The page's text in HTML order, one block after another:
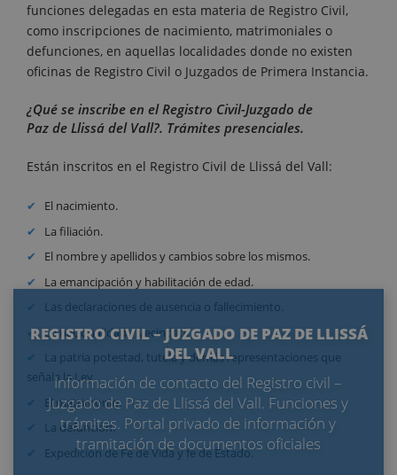
REGISTRO CIVIL – JUZGADO DE PAZ DE LLISSÁ
DEL VALL
Información de contacto del Registro civil –
Juzgado de Paz de Llissá del Vall. Funciones y
trámites. Portal privado de información y
tramitación de documentos oficiales
funciones delegadas en esta materia de Registro Civil,
como inscripciones de nacimiento, matrimoniales o
defunciones, en aquellas localidades donde no existen
oficinas de Registro Civil o Juzgados de Primera Instancia.
¿Qué se inscribe en el Registro Civil-Juzgado de
Paz de Llissá del Vall?. Trámites presenciales.
Están inscritos en el Registro Civil de Llissá del Vall:
El nacimiento.
La filiación.
El nombre y apellidos y cambios sobre los mismos.
La emancipación y habilitación de edad.
Las declaraciones de ausencia o fallecimiento.
La nacionalidad y vecindad.
La patria potestad, tutela y demás representaciones que
señala la Ley.
El matrimonio.
La defunción.
Expedición de Fe de Vida y fe de Estado.